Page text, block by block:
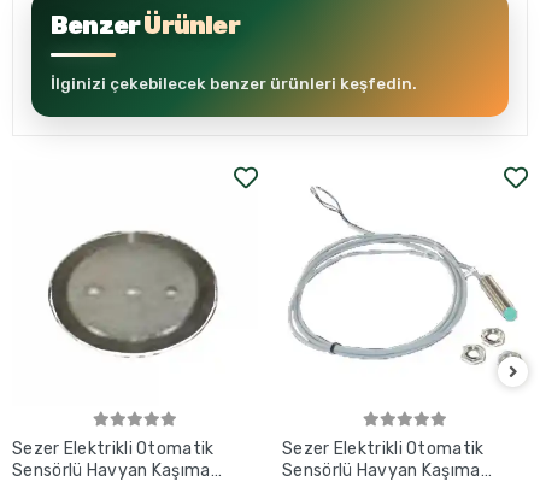
BenzerÜrünler
İlginizi çekebilecek benzer ürünleri keşfedin.
Sezer Elektrikli Otomatik
Sensörlü Havyan Kaşıma
Sezer Elektrikli Otomatik
Sensörlü Havyan Kaşıma